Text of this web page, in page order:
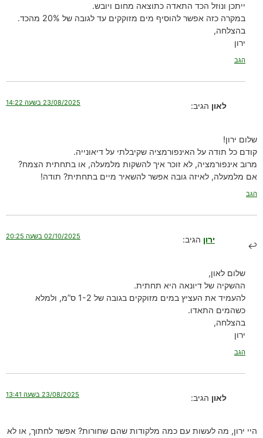
ייתכן ונוזל הכד התאדה כתוצאה מחום ויובש.
במקרה כזה אפשר להוסיף מים מזוקקים עד לגובה של 20% מהכד.
בהצלחה,
ירון
הגב
לאון הגיב: 23/08/2025 בשעה 14:22
שלום ירון!
קודם כל תודה על האינפורמציה שקיבלתי על דיאונייה.
מרוב אינפורמציה, לא זוכר איך להשקות מלמעלה, או בתחתית הצמח?
אם מלמעלה, לאיזה גובה אפשר להשאיר מיים בתחתית? תודה!
הגב
ירון הגיב: 02/10/2025 בשעה 20:25
שלום לאון,
ההשקיה של דיונאה היא תחתית.
להעמיד את העציץ במים מזוקקים בגובה של 1-2 ס”מ, ולמלא
כשהמים התאדו.
בהצלחה,
ירון
הגב
לאון הגיב: 23/08/2025 בשעה 13:41
היי ירון, מה לעשות עם כמה מלקודות שהם שחורות? אפשר לחתוך, או לא